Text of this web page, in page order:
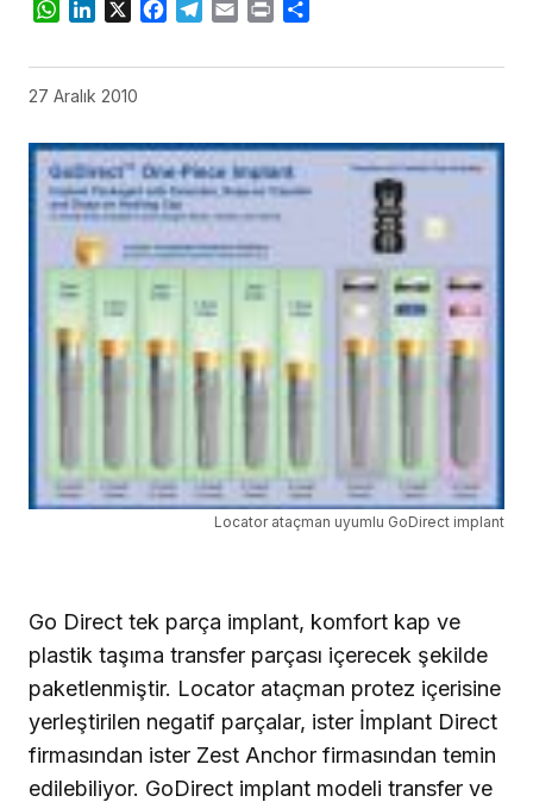
WhatsApp
LinkedIn
X Facebook
Telegram
Email Print
27 Aralık 2010
Locator ataçman uyumlu GoDirect implant
Go Direct tek parça implant, komfort kap ve
plastik taşıma transfer parçası içerecek şekilde
paketlenmiştir. Locator ataçman protez içerisine
yerleştirilen negatif parçalar, ister İmplant Direct
firmasından ister Zest Anchor firmasından temin
edilebiliyor. GoDirect implant modeli transfer ve